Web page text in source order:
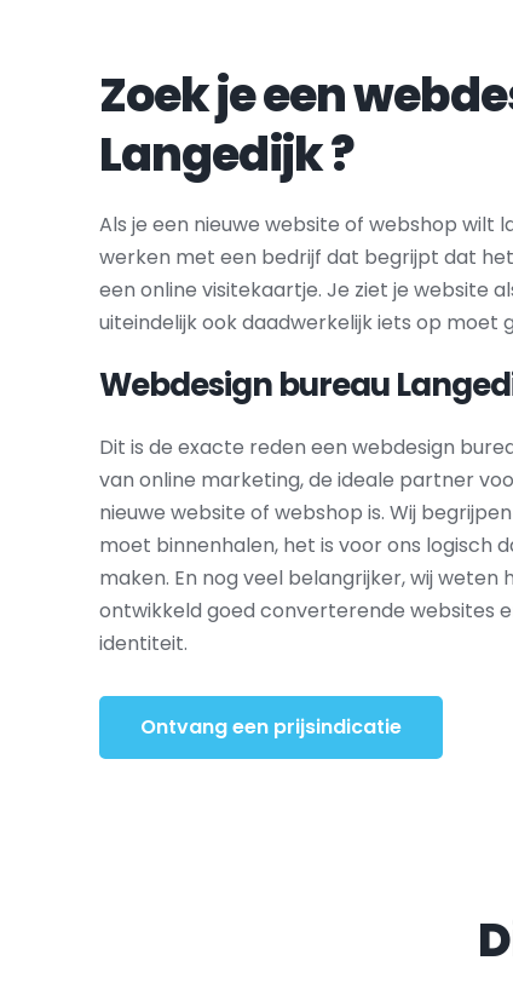
Langedijk ?
Als je een nieuwe website of webshop wilt
werken met een bedrijf dat begrijpt dat
een online visitekaartje. Je ziet je website
uiteindelijk ook daadwerkelijk iets op moet
Webdesign bureau
Dit is de exacte reden een webdesign
van online marketing, de ideale partner
nieuwe website of webshop is. Wij
moet binnenhalen, het is voor ons logisch
maken. En nog veel belangrijker, wij weten
ontwikkeld goed converterende websites
identiteit.
Ontvang een prijsindicatie